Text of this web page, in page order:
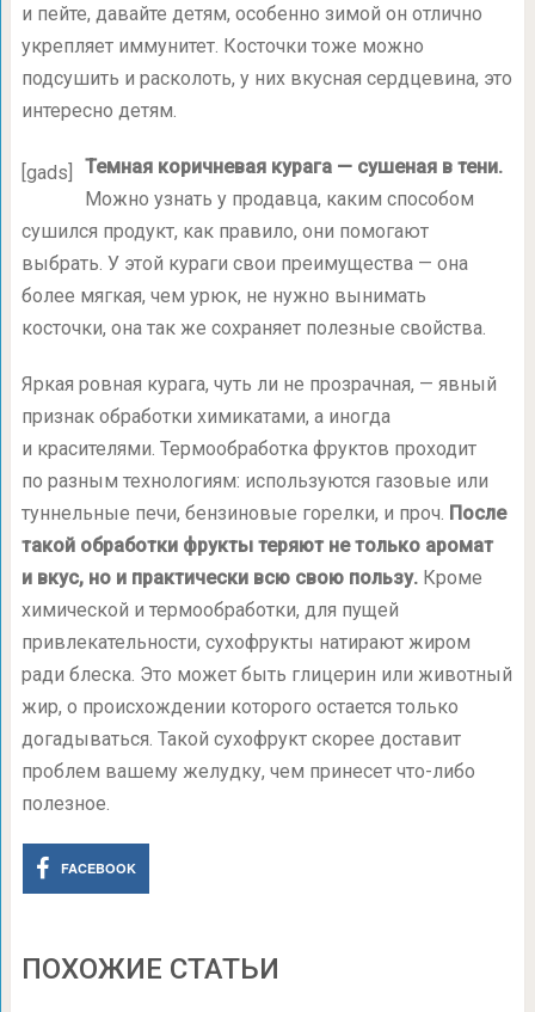
и пейте, давайте детям, особенно зимой он отлично
укрепляет иммунитет. Косточки тоже можно
подсушить и расколоть, у них вкусная сердцевина, это
интересно детям.
[gads]
Темная коричневая курага — сушеная в тени.
Можно узнать у продавца, каким способом
сушился продукт, как правило, они помогают
выбрать. У этой кураги свои преимущества — она
более мягкая, чем урюк, не нужно вынимать
косточки, она так же сохраняет полезные свойства.
Яркая ровная курага, чуть ли не прозрачная, — явный
признак обработки химикатами, а иногда
и красителями. Термообработка фруктов проходит
по разным технологиям: используются газовые или
туннельные печи, бензиновые горелки, и проч. После
такой обработки фрукты теряют не только аромат
и вкус, но и практически всю свою пользу.Кроме
химической и термообработки, для пущей
привлекательности, сухофрукты натирают жиром
ради блеска. Это может быть глицерин или животный
жир, о происхождении которого остается только
догадываться. Такой сухофрукт скорее доставит
проблем вашему желудку, чем принесет что-либо
полезное.
FACEBOOK
ПОХОЖИЕ СТАТЬИ